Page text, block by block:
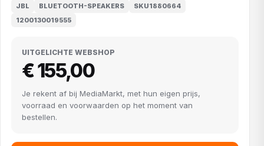
JBL BLUETOOTH-SPEAKERS
SKU1880664
1200130019555
UITGELICHTE WEBSHOP
€ 155,00
Je rekent af bij MediaMarkt, met hun eigen prijs,
voorraad en voorwaarden op het moment van
bestellen.